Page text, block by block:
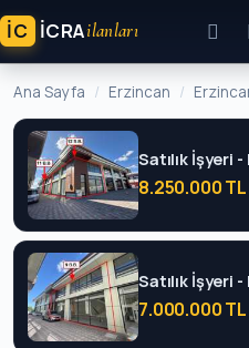
İC ICRAilanları
Ana Sayfa Erzincan
Satılık İşyeri
8.250.000 TL
Satılık İşyeri
7.000.000 TL